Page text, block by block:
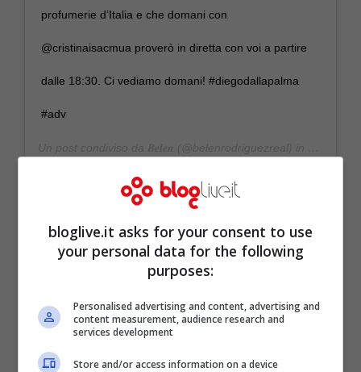
profumerie d’Italia e che domani con
@cristinaisacmua proverò in diretta con voi a partire
dalle 18:30. Ci vediamo domani! #diegodallapalma
#adv
bloglive.it asks for your consent to use
your personal data for the following
purposes:
Personalised advertising and content, advertising and
content measurement, audience research and
services development
Store and/or access information on a device